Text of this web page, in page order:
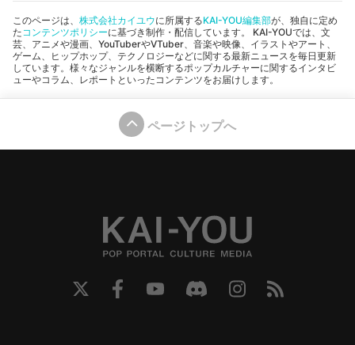
このページは、 株式会社カイユウに所属するKAI-YOU編集部が、独自に定め
たコンテンツポリシーに基づき制作・配信しています。 KAI-YOUでは、文
芸、アニメや漫画、YouTuberやVTuber、音楽や映像、イラストやアート、
ゲーム、ヒップホップ、テクノロジーなどに関する最新ニュースを毎日更新
しています。様々なジャンルを横断するポップカルチャーに関するインタビ
ューやコラム、レポートといったコンテンツをお届けします。
ページトップへ